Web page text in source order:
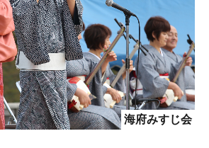
海府みすじ会